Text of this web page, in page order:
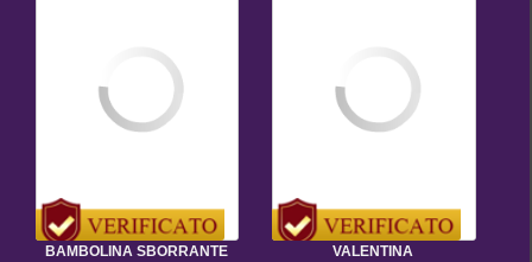
BAMBOLINA SBORRANTE
VALENTINA